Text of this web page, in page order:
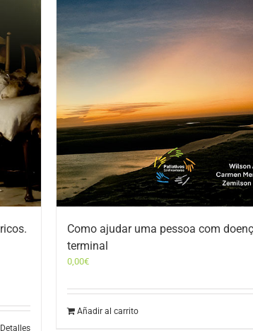
Detalles
Como ajudar uma pessoa com
terminal
0,00€
Añadir al carrito